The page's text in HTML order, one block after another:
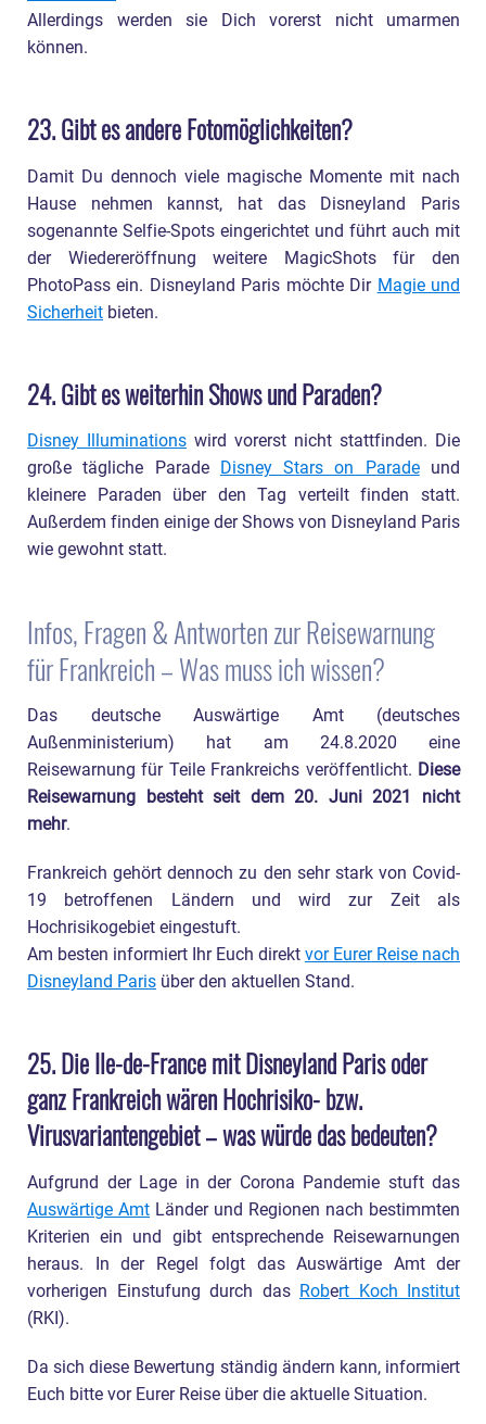
Allerdings werden sie Dich vorerst nicht umarmen
können.
23. Gibt es andere Fotomöglichkeiten?
Damit Du dennoch viele magische Momente mit nach
Hause nehmen kannst, hat das Disneyland Paris
sogenannte Selfie-Spots eingerichtet und führt auch mit
der Wiedereröffnung weitere MagicShots für den
PhotoPass ein. Disneyland Paris möchte Dir Magie und
Sicherheit bieten.
24. Gibt es weiterhin Shows und Paraden?
Disney Illuminations wird vorerst nicht stattfinden. Die
große tägliche Parade
Disney Stars on Paradeund
kleinere Paraden über den Tag verteilt finden statt.
Außerdem finden einige der Shows von Disneyland Paris
wie gewohnt statt.
Infos, Fragen & Antworten zur Reisewarnung
für Frankreich – Was muss ich wissen?
Das deutsche Auswärtige Amt (deutsches
Außenministerium) hat am 24.8.2020 eine
Reisewarnung für Teile Frankreichs veröffentlicht. Diese
Reisewarnung besteht seit dem 20. Juni 2021 nicht
mehr.
Frankreich gehört dennoch zu den sehr stark von Covid-
19 betroffenen Ländern und wird zur Zeit als
Hochrisikogebiet eingestuft.
Am besten informiert Ihr Euch direkt vor Eurer Reise nach
Disneyland Paris über den aktuellen Stand.
25. Die Ile-de-France mit Disneyland Paris oder
ganz Frankreich wären Hochrisiko- bzw.
Virusvariantengebiet – was würde das bedeuten?
Aufgrund der Lage in der Corona Pandemie stuft das
Auswärtige Amt Länder und Regionen nach bestimmten
Kriterien ein und gibt entsprechende Reisewarnungen
heraus. In der Regel folgt das Auswärtige Amt der
vorherigen Einstufung durch das Robert Koch Institut
(RKI).
Da sich diese Bewertung ständig ändern kann, informiert
Euch bitte vor Eurer Reise über die aktuelle Situation.